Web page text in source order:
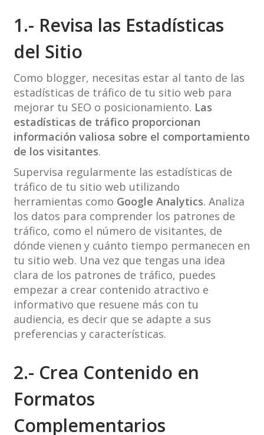
1.- Revisa las Estadísticas
del Sitio
Como blogger, necesitas estar al tanto de las
estadísticas de tráfico de tu sitio web para
mejorar tu SEO o posicionamiento. Las
estadísticas de tráfico proporcionan
información valiosa sobre el comportamiento
de los visitantes.
Supervisa regularmente las estadísticas de
tráfico de tu sitio web utilizando
herramientas como Google Analytics. Analiza
los datos para comprender los patrones de
tráfico, como el número de visitantes, de
dónde vienen y cuánto tiempo permanecen en
tu sitio web. Una vez que tengas una idea
clara de los patrones de tráfico, puedes
empezar a crear contenido atractivo e
informativo que resuene más con tu
audiencia, es decir que se adapte a sus
preferencias y características.
2.- Crea Contenido en
Formatos
Complementarios